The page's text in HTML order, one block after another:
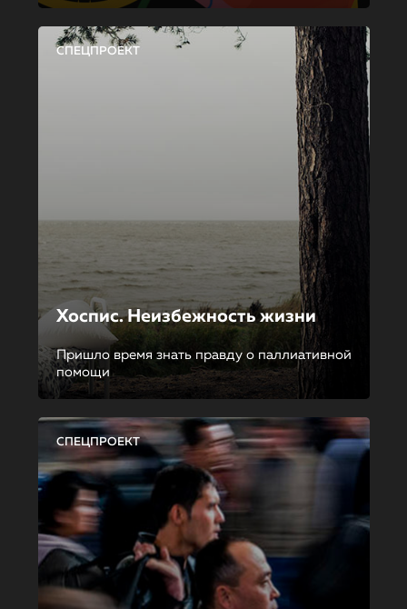
СПЕЦПРОЕКТ
Хоспис. Неизбежность жизни
Пришло время знать правду о паллиативной
помощи
СПЕЦПРОЕКТ